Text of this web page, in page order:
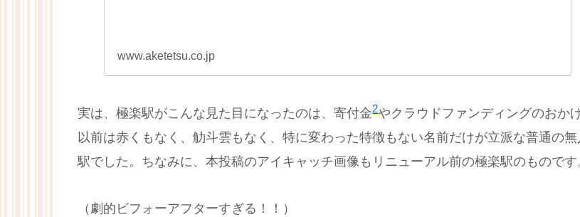
www.aketetsu.co.jp
実は、極楽駅がこんな見た目になったのは、寄付金2やクラウドファンディングのおかげ
以前は赤くもなく、觔斗雲もなく、特に変わった特徴もない名前だけが立派な普通の無
駅でした。ちなみに、本投稿のアイキャッチ画像もリニューアル前の極楽駅のものです
（劇的ビフォーアフターすぎる！！）